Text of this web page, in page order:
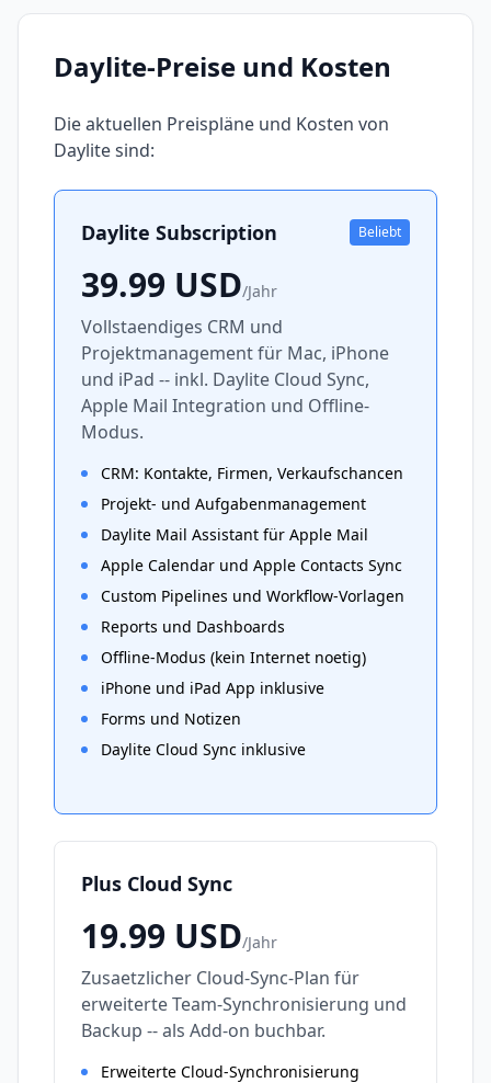
Daylite-Preise und Kosten
Die aktuellen Preispläne und Kosten von
Daylitesind:
Daylite Subscription Beliebt
39.99 USD/Jahr
Vollstaendiges CRM und
Projektmanagement für Mac, iPhone
und iPad -- inkl. Daylite Cloud Sync,
Apple Mail Integration und Offline-
Modus.
CRM: Kontakte, Firmen, Verkaufschancen
Projekt- und Aufgabenmanagement
Daylite Mail Assistant für Apple Mail
Apple Calendar und Apple Contacts Sync
Custom Pipelines und Workflow-Vorlagen
Reports und Dashboards
Offline-Modus (kein Internet noetig)
iPhone und iPad App inklusive
Forms und Notizen
Daylite Cloud Sync inklusive
Plus Cloud Sync
19.99 USD/Jahr
Zusaetzlicher Cloud-Sync-Plan für
erweiterte Team-Synchronisierung und
Backup -- als Add-on buchbar.
Erweiterte Cloud-Synchronisierung